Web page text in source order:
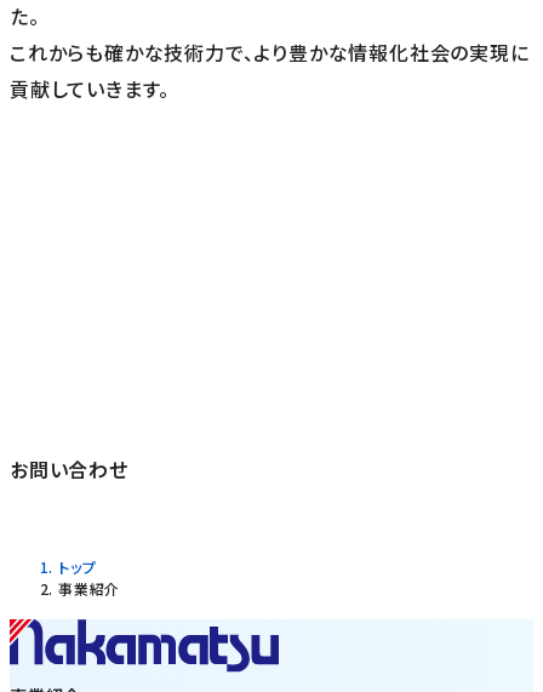
た。
これからも確かな技術力で、より豊かな情報化社会の実現に
貢献していきます。
お問い合わせ
トップ
事業紹介